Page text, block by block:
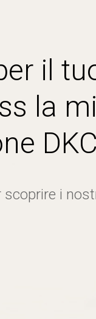
il
la
DKC
scoprire i